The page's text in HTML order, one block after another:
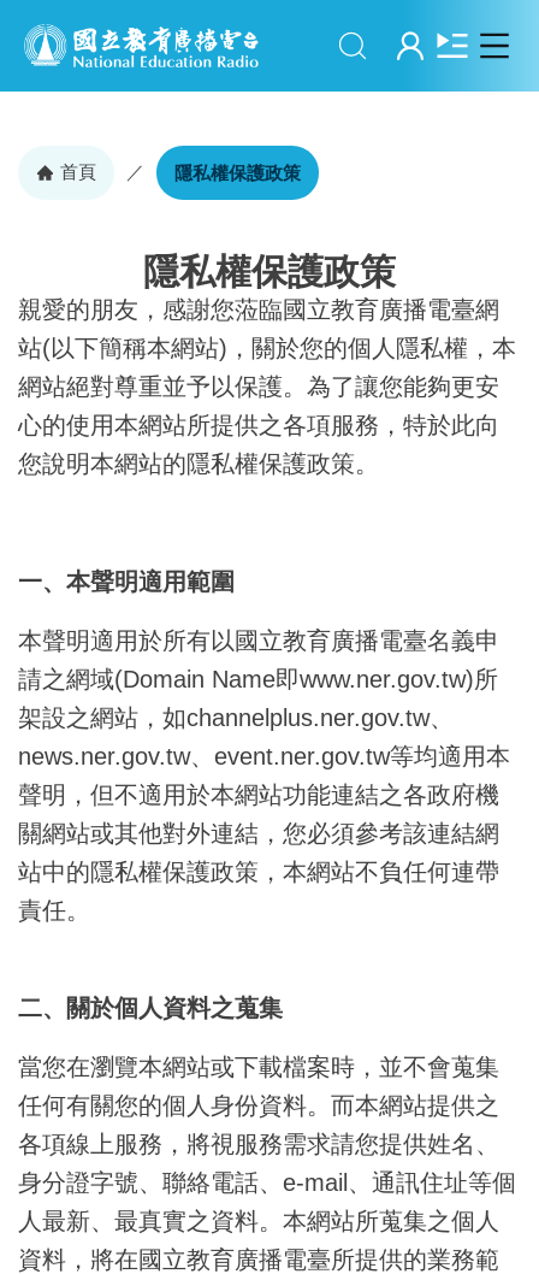
搜尋 登入
首頁 ／ 隱私權保護政策
隱私權保護政策
親愛的朋友，感謝您蒞臨國立教育廣播電臺網
站(以下簡稱本網站)，關於您的個人隱私權，本
網站絕對尊重並予以保護。為了讓您能夠更安
心的使用本網站所提供之各項服務，特於此向
您說明本網站的隱私權保護政策。
一、本聲明適用範圍
本聲明適用於所有以國立教育廣播電臺名義申
請之網域(Domain Name即www.ner.gov.tw)所
架設之網站，如channelplus.ner.gov.tw、
news.ner.gov.tw、event.ner.gov.tw等均適用本
聲明，但不適用於本網站功能連結之各政府機
關網站或其他對外連結，您必須參考該連結網
站中的隱私權保護政策，本網站不負任何連帶
責任。
二、關於個人資料之蒐集
當您在瀏覽本網站或下載檔案時，並不會蒐集
任何有關您的個人身份資料。而本網站提供之
各項線上服務，將視服務需求請您提供姓名、
身分證字號、聯絡電話、e-mail、通訊住址等個
人最新、最真實之資料。本網站所蒐集之個人
資料，將在國立教育廣播電臺所提供的業務範